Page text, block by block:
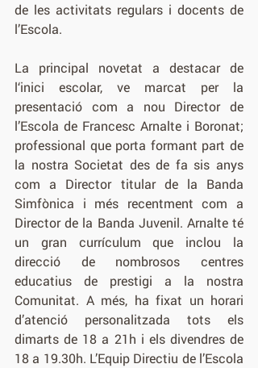
de les activitats regulars i docents de
l’Escola.
La principal novetat a destacar de
l‘inici escolar, ve marcat per la
presentació com a nou Director de
l’Escola de Francesc Arnalte i Boronat;
professional que porta formant part de
la nostra Societat des de fa sis anys
com a Director titular de la Banda
Simfònica i més recentment com a
Director de la Banda Juvenil. Arnalte té
un gran currículum que inclou la
direcció de nombrosos centres
educatius de prestigi a la nostra
Comunitat. A més, ha fixat un horari
d’atenció personalitzada tots els
dimarts de 18 a 21h i els divendres de
18 a 19.30h. L’Equip Directiu de l’Escola